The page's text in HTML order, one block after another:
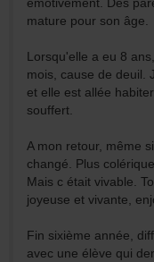
émotivement. Des
mature pour son âge.
Lorsqu'elle a eu 8
mois, cause de deuil.
et elle est allée
souffert.
A mon retour, même
changé. Plus
Mais c était vivable.
joyeuse et vivante,
Fin sixième année,
avec une élève qui